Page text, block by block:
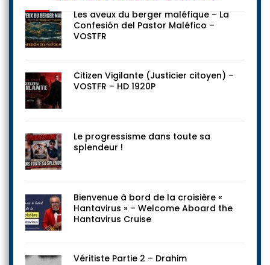
Les aveux du berger maléfique – La
Confesión del Pastor Maléfico –
VOSTFR
Citizen Vigilante (Justicier citoyen) –
VOSTFR – HD 1920P
Le progressisme dans toute sa
splendeur !
Bienvenue à bord de la croisière «
Hantavirus » – Welcome Aboard the
Hantavirus Cruise
Véritiste Partie 2 – Drahim